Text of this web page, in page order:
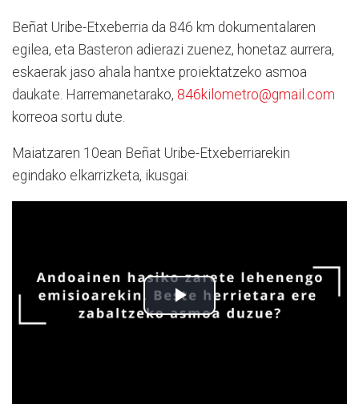
Beñat Uribe-Etxeberria da 846 km dokumentalaren
egilea, eta Basteron adierazi zuenez, honetaz aurrera,
eskaerak jaso ahala hantxe proiektatzeko asmoa
daukate. Harremanetarako, 846kilometro@gmail.com
korreoa sortu dute.
Maiatzaren 10ean Beñat Uribe-Etxeberriarekin
egindako elkarrizketa, ikusgai: